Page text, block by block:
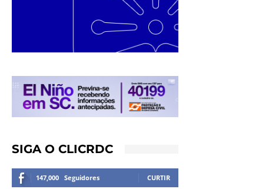
SIGA O CLICRDC
147,000 Seguidores CURTIR